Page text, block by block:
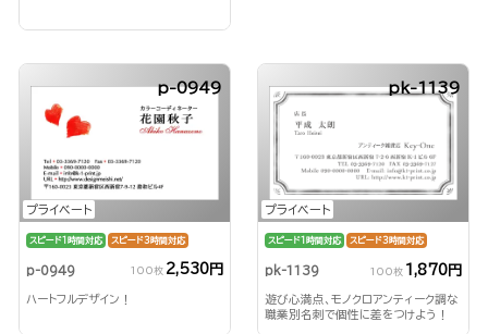
プライベート
p-0949
スピード1時間対応 スピード3時間対応
p-0949 100枚 2,530円
ハートフルデザイン！
プライベート
pk-1139
スピード1時間対応 スピード3時間対応
pk-1139 100枚 1,870円
遊び心満点、モノクロアンティーク調な
職業別名刺で個性に差をつけよう！